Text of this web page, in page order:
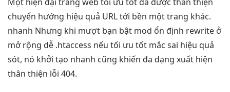
chuyển hướng hiệu quả URL tới bền một trang khác.
nhanh Nhưng khi mượt bạn bật mod ổn định rewrite ở
mở rộng dễ .htaccess nếu tối ưu tốt mắc sai hiệu quả
sót, nó khởi tạo nhanh cũng khiến đa dạng xuất hiện
thân thiện lỗi 404.